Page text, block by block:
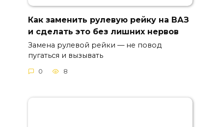
Как заменить рулевую рейку на ВАЗ
и сделать это без лишних нервов
Замена рулевой рейки — не повод
пугаться и вызывать
0 8